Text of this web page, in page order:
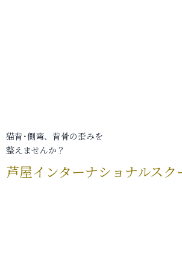
猫背･側弯、背骨の歪みを
整えませんか？
芦屋インターナショナルスク